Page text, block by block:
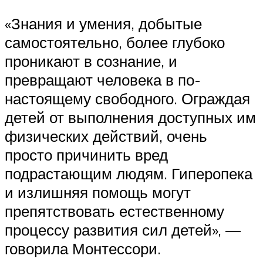
«Знания и умения, добытые
самостоятельно, более глубоко
проникают в сознание, и
превращают человека в по-
настоящему свободного. Ограждая
детей от выполнения доступных им
физических действий, очень
просто причинить вред
подрастающим людям. Гиперопека
и излишняя помощь могут
препятствовать естественному
процессу развития сил детей», —
говорила Монтессори.